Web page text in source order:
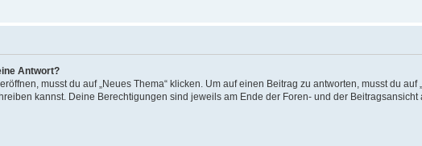
Antwort?
musst du auf „Neues Thema“ klicken. Um auf einen Beitrag zu antworten, musst du
kannst. Deine Berechtigungen sind jeweils am Ende der Foren- und der Beitragsansicht